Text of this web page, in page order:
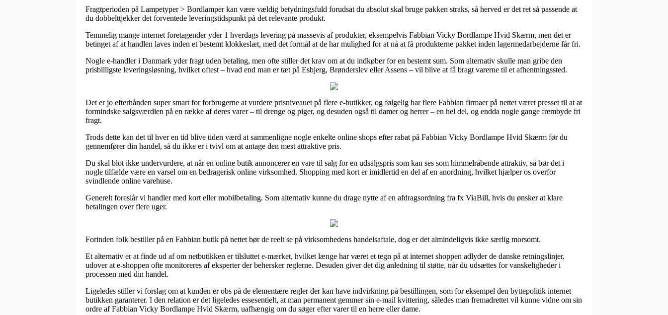
Fragtperioden på Lampetyper > Bordlamper kan være vældig betydningsfuld forudsat du absolut skal bruge pakken straks, så herved er det ret så passende at
du dobbelttjekker det forventede leveringstidspunkt på det relevante produkt.
Temmelig mange internet foretagender yder 1 hverdags levering på massevis af produkter, eksempelvis Fabbian Vicky Bordlampe Hvid Skærm, men det er
betinget af at handlen laves inden et bestemt klokkeslæt, med det formål at de har mulighed for at nå at få produkterne pakket inden lagermedarbejderne får fri.
Nogle e-handler i Danmark yder fragt uden betaling, men ofte stiller det krav om at du indkøber for en bestemt sum. Som alternativ skulle man gribe den
prisbilligste leveringsløsning, hvilket oftest – hvad end man er tæt på Esbjerg, Brønderslev eller Assens – vil blive at få bragt varerne til et afhentningssted.
Det er jo efterhånden super smart for forbrugerne at vurdere prisniveauet på flere e-butikker, og følgelig har flere Fabbian firmaer på nettet været presset til at at
formindske salgsværdien på en række af deres varer – til drenge og piger, og desuden også til damer og herrer – en hel del, og endda nogle gange frembyde fri
fragt.
Trods dette kan det til hver en tid blive tiden værd at sammenligne nogle enkelte online shops efter rabat på Fabbian Vicky Bordlampe Hvid Skærm før du
gennemfører din handel, så du ikke er i tvivl om at antage den mest attraktive pris.
Du skal blot ikke undervurdere, at når en online butik annoncerer en vare til salg for en udsalgspris som kan ses som himmelråbende attraktiv, så bør det i
nogle tilfælde være en varsel om en bedragerisk online virksomhed. Shopping med kort er imidlertid en del af en anordning, hvilket hjælper os overfor
svindlende online varehuse.
Generelt foreslår vi handler med kort eller mobilbetaling. Som alternativ kunne du drage nytte af en afdragsordning fra fx ViaBill, hvis du ønsker at klare
betalingen over flere uger.
Forinden folk bestiller på en Fabbian butik på nettet bør de reelt se på virksomhedens handelsaftale, dog er det almindeligvis ikke særlig morsomt.
Et alternativ er at finde ud af om netbutikken er tilsluttet e-mærket, hvilket længe har været et tegn på at internet shoppen adlyder de danske retningslinjer,
udover at e-shoppen ofte monitoreres af eksperter der behersker reglerne. Desuden giver det dig anledning til støtte, når du udsættes for vanskeligheder i
processen med din handel.
Ligeledes stiller vi forslag om at kunden er obs på de elementære regler der kan have indvirkning på bestillingen, som for eksempel den byttepolitik internet
butikken garanterer. I den relation er det ligeledes essesentielt, at man permanent gemmer sin e-mail kvittering, således man fremadrettet vil kunne vidne om sin
ordre af Fabbian Vicky Bordlampe Hvid Skærm, uafhængig om du søger efter varer til en herre eller dame.